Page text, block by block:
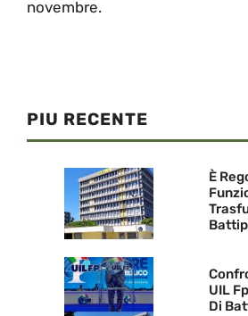
novembre.
PIU RECENTE
È
UIL
Di